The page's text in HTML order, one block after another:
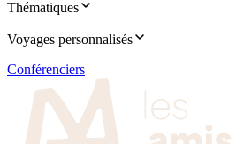
Thématiques
Voyages personnalisés
Conférenciers